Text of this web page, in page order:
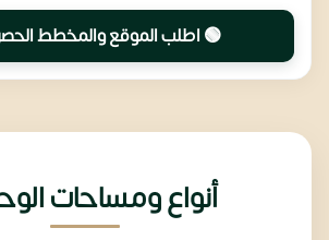
🟢 اطلب الموقع والمخطط
أنواع ومساحات